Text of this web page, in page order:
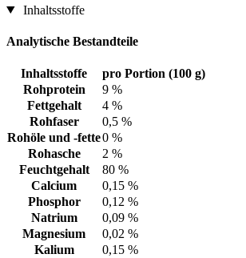
Inhaltsstoffe
Analytische Bestandteile
Inhaltsstoffe
pro Portion (100 g)
Rohprotein
9 %
Fettgehalt
4 %
Rohfaser
0,5 %
Rohöle und -fette0 %
Rohasche
2 %
Feuchtgehalt
80 %
Calcium
0,15 %
Phosphor
0,12 %
Natrium
0,09 %
Magnesium
0,02 %
Kalium
0,15 %